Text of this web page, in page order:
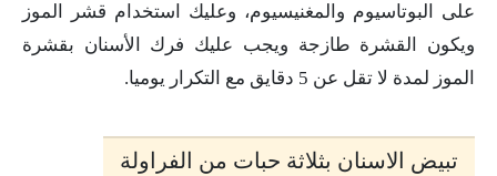
على البوتاسيوم والمغنيسيوم، وعليك استخدام قشر الموز
ويكون القشرة طازجة ويجب عليك فرك الأسنان بقشرة
الموز لمدة لا تقل عن 5 دقايق مع التكرار يوميا.
تبيض الاسنان بثلاثة حبات من الفراولة